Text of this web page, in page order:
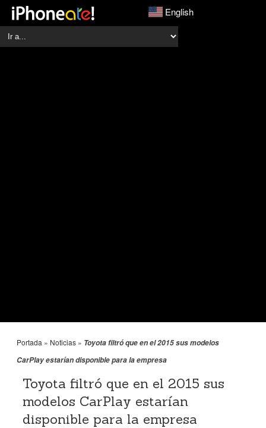
English
Portada » Noticias » Toyota filtró que en el 2015 sus modelos
CarPlay estarían disponible para la empresa
Toyota filtró que en el 2015 sus
modelos CarPlay estarían
disponible para la empresa